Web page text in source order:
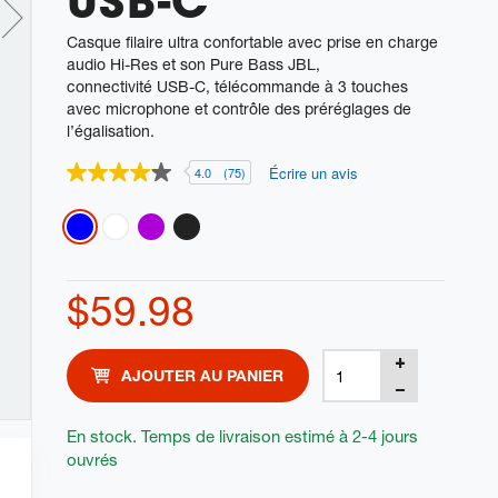
Casque filaire ultra confortable avec prise en charge
audio Hi-Res et son Pure Bass JBL,
connectivité USB-C, télécommande à 3 touches
avec microphone et contrôle des préréglages de
l’égalisation.
4.0
sur
5
note
moyenne.
75
Reviews.
Lien
la
même
page.
4.0 (75) Écrire un avis
Variations
$59.98
Product
Actions
Add
to
cart
options
AJOUTER AU PANIER
En stock. Temps de livraison estimé à 2-4 jours
ouvrés